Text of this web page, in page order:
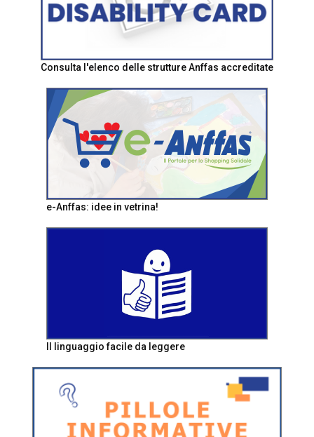
Consulta l'elenco delle strutture Anffas accreditate
e-Anffas: idee in vetrina!
Il linguaggio facile da leggere